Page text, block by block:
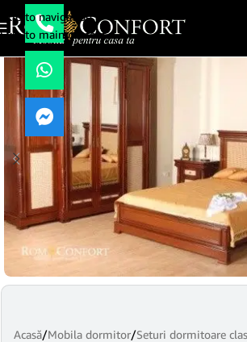
Skip to navigation
Skip to main content
Acasă/Mobila dormitor/Seturi dormitoare